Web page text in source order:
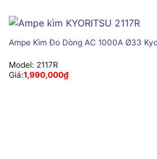
Ampe Kìm Đo Dòng AC 1000A Ø33
Model: 2117R
Giá:1,990,000₫